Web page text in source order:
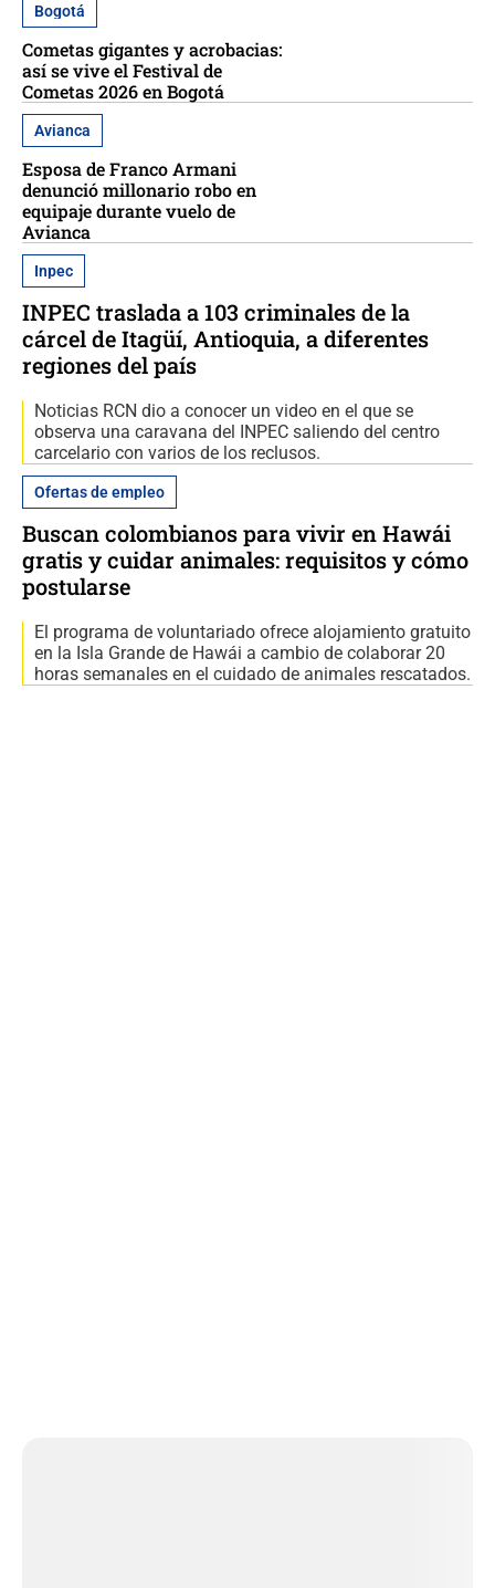
Bogotá
Cometas gigantes y acrobacias:
así se vive el Festival de
Cometas 2026 en Bogotá
Avianca
Esposa de Franco Armani
denunció millonario robo en
equipaje durante vuelo de
Avianca
Inpec
INPEC traslada a 103 criminales de la
cárcel de Itagüí, Antioquia, a diferentes
regiones del país
Noticias RCN dio a conocer un video en el que se
observa una caravana del INPEC saliendo del centro
carcelario con varios de los reclusos.
Ofertas de empleo
Buscan colombianos para vivir en Hawái
gratis y cuidar animales: requisitos y cómo
postularse
El programa de voluntariado ofrece alojamiento gratuito
en la Isla Grande de Hawái a cambio de colaborar 20
horas semanales en el cuidado de animales rescatados.